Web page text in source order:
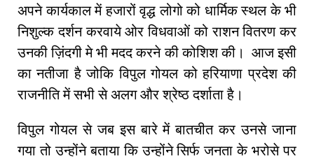
अपने कार्यकाल में हजारों वृद्ध लोगो को धार्मिक स्थल के भी
निशुल्क दर्शन करवाये ओर विधवाओं को राशन वितरण कर
उनकी ज़िंदगी मे भी मदद करने की कोशिश की। आज इसी
का नतीजा है जोकि विपुल गोयल को हरियाणा प्रदेश की
राजनीति में सभी से अलग और श्रेष्ठ दर्शाता है।
विपुल गोयल से जब इस बारे में बातचीत कर उनसे जाना
गया तो उन्होंने बताया कि उन्होंने सिर्फ जनता के भरोसे पर